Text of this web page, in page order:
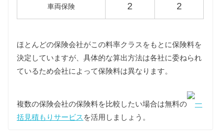
検費用を30,000円としています。
自賠責
燃料代
年間10,000km走行、レギュラー1Lあたり130円を前
車両保険 2 2
ほとんどの保険会社がこの料率クラスをもとに保険料を
決定していますが、具体的な算出方法は各社に委ねられ
ているため会社によって保険料は異なります。
複数の保険会社の保険料を比較したい場合は無料の
一
括見積もりサービス を活用しましょう。